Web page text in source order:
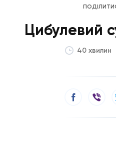
Цибулевий
40 хвилин